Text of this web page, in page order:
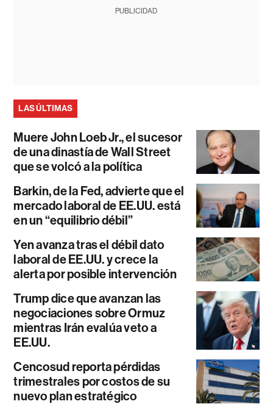
PUBLICIDAD
LAS ÚLTIMAS
Muere John Loeb Jr., el sucesor
de una dinastía de Wall Street
que se volcó a la política
Barkin, de la Fed, advierte que el
mercado laboral de EE.UU. está
en un “equilibrio débil”
Yen avanza tras el débil dato
laboral de EE.UU. y crece la
alerta por posible intervención
Trump dice que avanzan las
negociaciones sobre Ormuz
mientras Irán evalúa veto a
EE.UU.
Cencosud reporta pérdidas
trimestrales por costos de su
nuevo plan estratégico